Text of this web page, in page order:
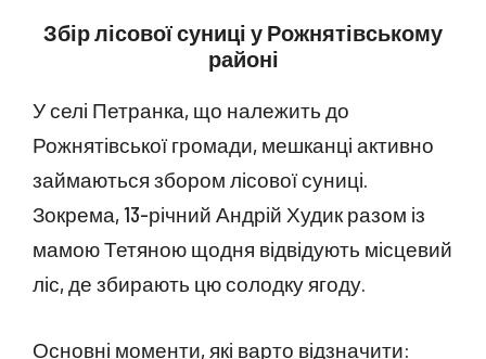
Збір лісової суниці у Рожнятівському
районі
У селі Петранка, що належить до
Рожнятівської громади, мешканці активно
займаються збором лісової суниці.
Зокрема, 13-річний Андрій Худик разом із
мамою Тетяною щодня відвідують місцевий
ліс, де збирають цю солодку ягоду.
Основні моменти, які варто відзначити: